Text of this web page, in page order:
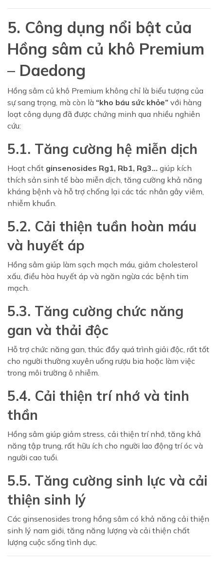
5. Công dụng nổi bật của
Hồng sâm củ khô Premium
– Daedong
Hồng sâm củ khô Premium không chỉ là biểu tượng của
sự sang trọng, mà còn là “kho báu sức khỏe” với hàng
loạt công dụng đã được chứng minh qua nhiều nghiên
cứu:
5.1. Tăng cường hệ miễn dịch
Hoạt chất ginsenosides Rg1, Rb1, Rg3... giúp kích
thích sản sinh tế bào miễn dịch, tăng cường khả năng
kháng bệnh và hỗ trợ chống lại các tác nhân gây viêm,
nhiễm khuẩn.
5.2. Cải thiện tuần hoàn máu
và huyết áp
Hồng sâm giúp làm sạch mạch máu, giảm cholesterol
xấu, điều hòa huyết áp và ngăn ngừa các bệnh tim
mạch.
5.3. Tăng cường chức năng
gan và thải độc
Hỗ trợ chức năng gan, thúc đẩy quá trình giải độc, rất tốt
cho người thường xuyên uống rượu bia hoặc làm việc
trong môi trường ô nhiễm.
5.4. Cải thiện trí nhớ và tinh
thần
Hồng sâm giúp giảm stress, cải thiện trí nhớ, tăng khả
năng tập trung, rất hữu ích cho người lao động trí óc và
người cao tuổi.
5.5. Tăng cường sinh lực và cải
thiện sinh lý
Các ginsenosides trong hồng sâm có khả năng cải thiện
sinh lý nam giới, tăng năng lượng và cải thiện chất
lượng cuộc sống tình dục.